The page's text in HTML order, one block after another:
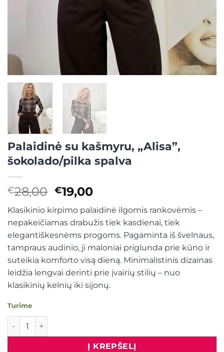
Palaidinė su kašmyru, „Alisa”,
šokolado/pilka spalva
€28,00 Original
price
was:
€28,00.
€19,00Current
price
is:
€19,00.
Klasikinio kirpimo palaidinė ilgomis rankovėmis –
nepakeičiamas drabužis tiek kasdienai, tiek
elegantiškesnėms progoms. Pagaminta iš švelnaus,
tampraus audinio, ji maloniai priglunda prie kūno ir
suteikia komforto visą dieną. Minimalistinis dizainas
leidžia lengvai derinti prie įvairių stilių – nuo
klasikinių kelnių iki sijonų.
Turime
produkto kiekis: Palaidinė su kašmyru, "Alisa", šokolado/
Į KREPŠELĮ